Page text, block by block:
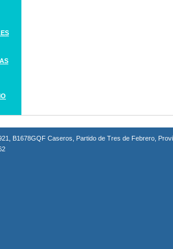
B1678GQF Caseros, Partido de Tres de Febrero,